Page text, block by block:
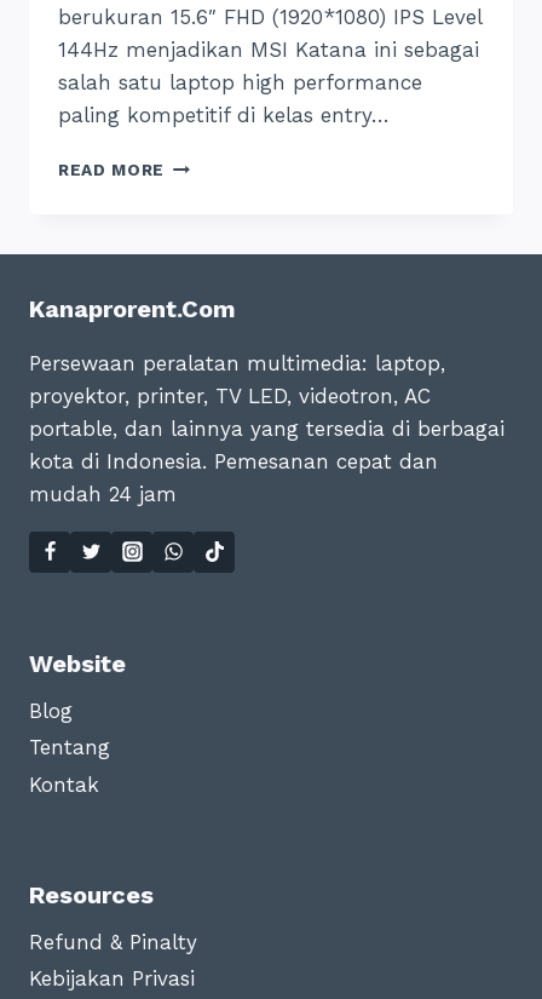
berukuran 15.6″ FHD (1920*1080) IPS Level
144Hz menjadikan MSI Katana ini sebagai
salah satu laptop high performance
paling kompetitif di kelas entry…
READ MORE MSI
DAN
2024
Kanaprorent.com
Persewaan peralatan multimedia: laptop,
proyektor, printer, TV LED, videotron, AC
portable, dan lainnya yang tersedia di berbagai
kota di Indonesia. Pemesanan cepat dan
mudah 24 jam
Website
Blog
Tentang
Kontak
Resources
Refund & Pinalty
Kebijakan Privasi